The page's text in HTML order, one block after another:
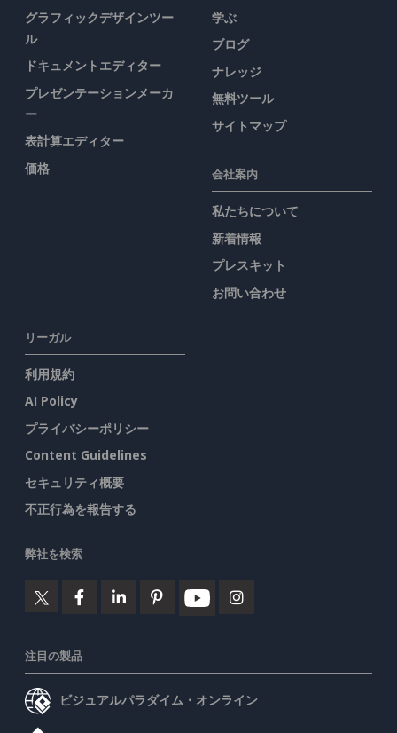
グラフィックデザインツー
ル
ドキュメントエディター
プレゼンテーションメーカ
ー
表計算エディター
価格
学ぶ
ブログ
ナレッジ
無料ツール
サイトマップ
会社案内
私たちについて
新着情報
プレスキット
お問い合わせ
リーガル
利用規約
AI Policy
プライバシーポリシー
Content Guidelines
セキュリティ概要
不正行為を報告する
弊社を検索
注目の製品
ビジュアルパラダイム・オンライン